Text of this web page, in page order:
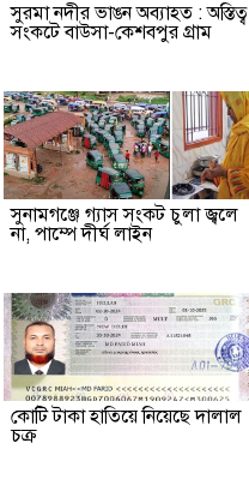
সুরমা নদীর ভাঙন অব্যাহত : অস্তিত্ব
সংকটে বাউসা-কেশবপুর গ্রাম
সুনামগঞ্জে গ্যাস সংকট চুলা জ্বলে
না, পাম্পে দীর্ঘ লাইন
কোটি টাকা হাতিয়ে নিয়েছে দালাল
চক্র